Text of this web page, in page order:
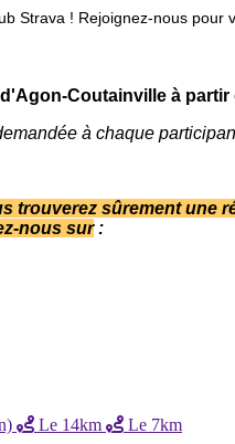
Strava ! Rejoignez-nous
Coutainville à partir
à chaque
trouverez sûrement une
nous sur:
Le 14km Le 7km